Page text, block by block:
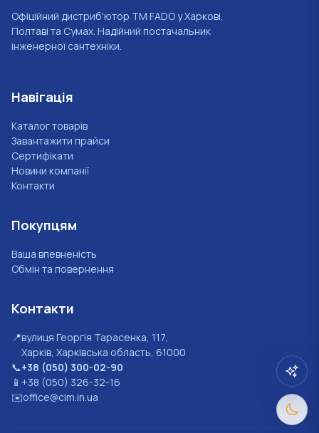
Офіційний дистриб'ютор ТМ FADO у Харкові,
Полтаві та Сумах. Надійний постачальник
інженерної сантехніки.
Навігація
Каталог товарів
Завантажити прайси
Сертифікати
Новини компанії
Контакти
Покупцям
Ваша впевненість
Обмін та повернення
Контакти
📍вулиця Георгія Тарасенка, 117,
Харків, Харківська область, 61000
📞+38 (050) 300-02-90
📱 +38 (050) 326-32-16
✉️office@cim.in.ua